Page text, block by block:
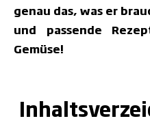
genau das, was er
und passende
Gemüse!